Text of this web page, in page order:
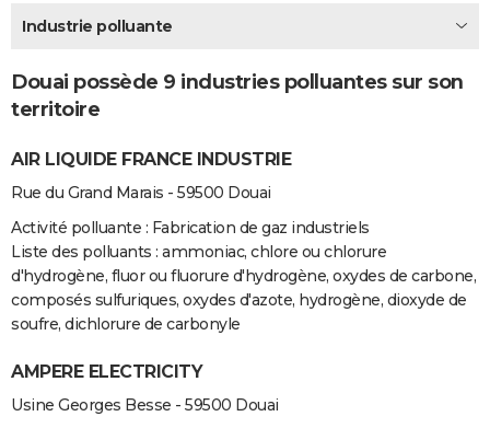
Destinations
City break
Voyage nature
Voyage de noces
Forum
Climat
+PHOTO
GUIDES D'ACHAT
BONS PLANS
CARTE DE VOEUX
Carte de Noël
Carte Bonne année
Carte Saint-Valentin
Carte Pâques
Carte d'anniversaire
DICTIONNAIRE
Dictionnaire
Biographies
Citations
Expressions
Proverbes
PROGRAMME TV
COPAINS D'AVANT
S'inscrire
Se connecter
Lycées
Collèges
Primaires
Universités
Entreprises
Service militaire
Avis de recherche
AVIS DE DÉCÈS
FORUM
Industrie polluante
Douai possède 9 industries polluantes sur son
territoire
AIR LIQUIDE FRANCE INDUSTRIE
Rue du Grand Marais - 59500 Douai
Activité polluante : Fabrication de gaz industriels
Liste des polluants : ammoniac, chlore ou chlorure
d'hydrogène, fluor ou fluorure d'hydrogène, oxydes de carbone,
composés sulfuriques, oxydes d'azote, hydrogène, dioxyde de
soufre, dichlorure de carbonyle
AMPERE ELECTRICITY
Usine Georges Besse - 59500 Douai